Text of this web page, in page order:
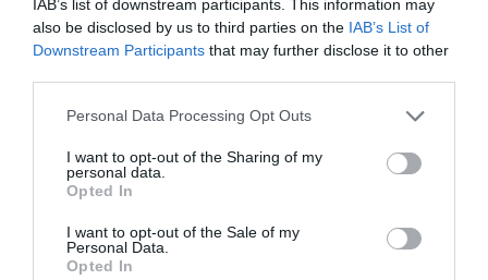
IAB’s list of downstream participants. This information may
also be disclosed by us to third parties on the IAB’s List of
Downstream Participants that may further disclose it to other
Personal Data Processing Opt Outs
I want to opt-out of the Sharing of my
personal data.
Opted In
I want to opt-out of the Sale of my
Personal Data.
Opted In
60 minuts diaris a l’aplicació.
Mode son:s’activarà automàticament de
22:00 hores a 07:00 hores, silenciant notificacions
i enviant respostes automàtiques als missatges
Tot i que la Compte d’Adolescent activa diverses
proteccions de manera automàtica, molts pares
volen implicar-se encara més en l’experiència